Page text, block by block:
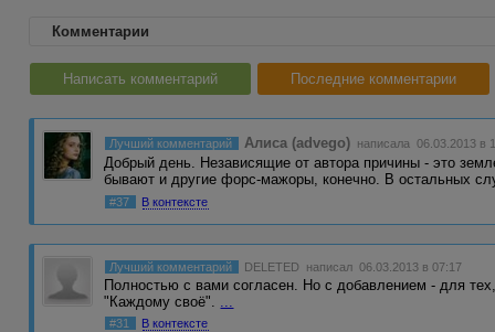
Комментарии
Написать комментарий Последние комментарии
Лучший комментарий Алиса (advego) написала 06.03.2013 в
Добрый день. Независящие от автора причины - это
бывают и другие форс-мажоры, конечно. В остальных
#37 В контексте
Лучший комментарий DELETED написал 06.03.2013 в 07:17
Полностью с вами согласен. Но с добавлением - для
"Каждому своё".
#31 В контексте